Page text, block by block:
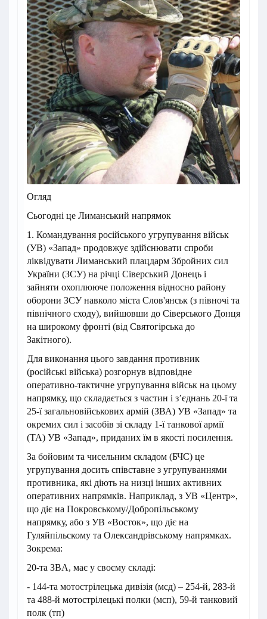
Огляд
Сьогодні це Лиманський напрямок
1. Командування російського угрупування військ
(УВ) «Запад» продовжує здійснювати спроби
ліквідувати Лиманський плацдарм Збройних сил
України (ЗСУ) на річці Сіверський Донець і
зайняти охоплююче положення відносно району
оборони ЗСУ навколо міста Слов'янськ (з півночі та
північного сходу), вийшовши до Сіверського Донця
на широкому фронті (від Святогірська до
Закітного).
Для виконання цього завдання противник
(російські війська) розгорнув відповідне
оперативно-тактичне угрупування військ на цьому
напрямку, що складається з частин і з’єднань 20-ї та
25-ї загальновійськових армій (ЗВА) УВ «Запад» та
окремих сил і засобів зі складу 1-ї танкової армії
(ТА) УВ «Запад», приданих їм в якості посилення.
За бойовим та чисельним складом (БЧС) це
угрупування досить співставне з угрупуваннями
противника, які діють на низці інших активних
оперативних напрямків. Наприклад, з УВ «Центр»,
що діє на Покровському/Добропільському
напрямку, або з УВ «Восток», що діє на
Гуляйпільскому та Олександрівському напрямках.
Зокрема:
20-та ЗВA, має у своєму складі:
- 144-та мотострілецька дивізія (мсд) – 254-й, 283-й
та 488-й мотострілецькі полки (мсп), 59-й танковий
полк (тп)